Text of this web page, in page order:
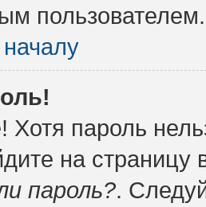
пользователем.
Хотя пароль
на
пароль?.